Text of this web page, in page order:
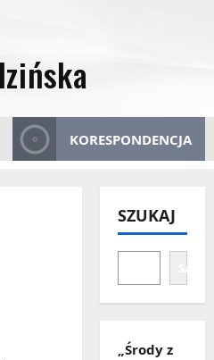
KORESPONDENCJA
SZUKAJ
„Środy z